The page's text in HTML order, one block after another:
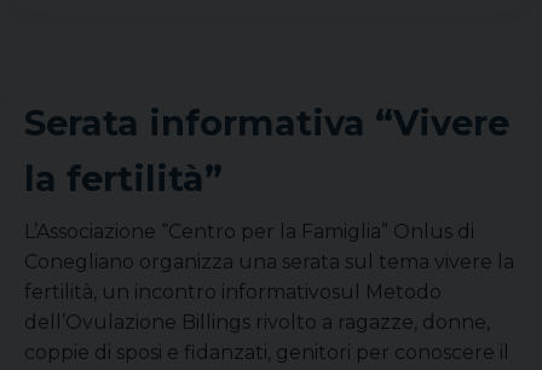
Serata informativa “Vivere
la fertilità”
L’Associazione “Centro per la Famiglia” Onlus di
Conegliano organizza una serata sul tema vivere la
fertilità, un incontro informativosul Metodo
dell’Ovulazione Billings rivolto a ragazze, donne,
coppie di sposi e fidanzati, genitori per conoscere il